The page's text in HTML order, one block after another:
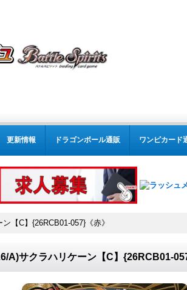
更新情報 ドラゴンボール通販 ワンピカード
【C】{26RCB01-057}《赤》
A)サクラハリケーン【C】{26RCB01-